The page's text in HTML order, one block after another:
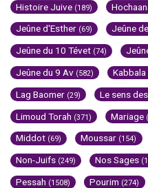
Histoire Juive (189)
Jeûne d'Esther (69) Jeûne
Jeûne du 10 Tévet (74)
Jeûne du 9 Av (582) Kabbala
Lag Baomer (29) Le sens
Limoud Torah (371) Mariage
Middot (69) Moussar (154)
Non-Juifs (249) Nos Sages
Pessah (1508) Pourim (274)